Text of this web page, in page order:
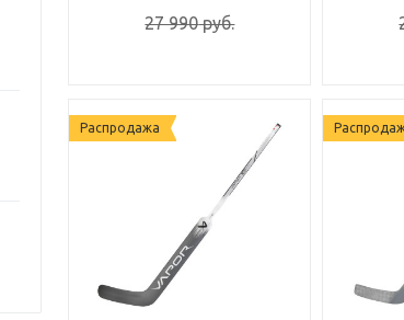
27 990руб.
Распродажа